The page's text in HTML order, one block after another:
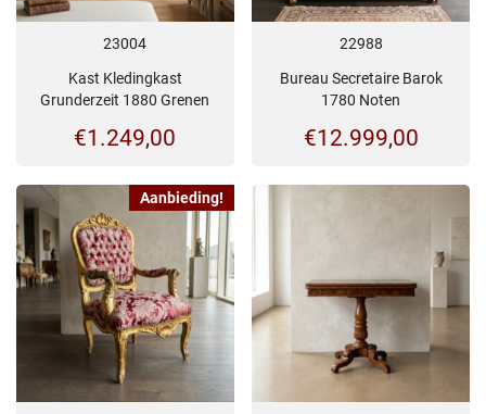
23004
Kast Kledingkast
Grunderzeit 1880 Grenen
€1.249,00
22988
Bureau Secretaire Barok
1780 Noten
€12.999,00
Aanbieding!